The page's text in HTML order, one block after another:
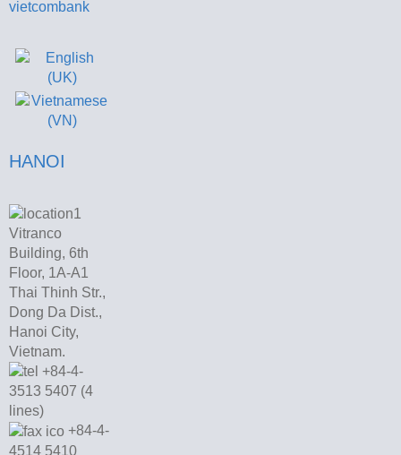
HANOI
Vitranco
Building, 6th
Floor, 1A-A1
Thai Thinh Str.,
Dong Da Dist.,
Hanoi City,
Vietnam.
+84-4-
3513 5407 (4
lines)
+84-4-
4514 5410